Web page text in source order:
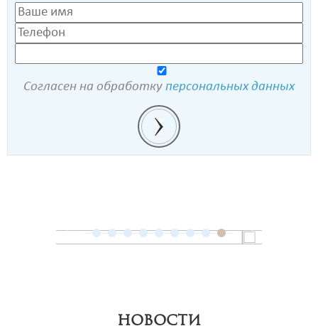
Согласен на обработку персональных данных
НОВОСТИ